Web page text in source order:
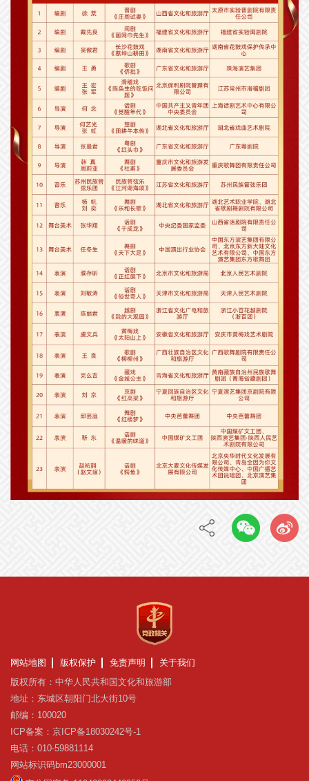
网站地图 版权保护 免责声明
关于我们
版权所有：中华人民共和国文化和旅游部
地址：东城区朝阳门北大街10号
邮编：100020
ICP备案：京ICP备18030242号-1
电话：010-59881114
网站标识码bm23000001